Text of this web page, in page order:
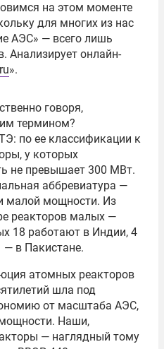
на этом моменте
для многих из нас
АЭС» — всего лишь
Анализирует онлайн-
».
говоря,
термином?
по ее классификации к
у которых
не превышает 300 МВт.
аббревиатура —
малой мощности. Из
реакторов малых —
18 работают в Индии, 4
— в Пакистане.
атомных реакторов
шла под
от масштаба АЭС,
Наши,
— наглядный тому